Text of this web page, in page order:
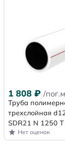
1 808 ₽ /
Труба
трехслойная
SDR21 N 1250
Нет оценок